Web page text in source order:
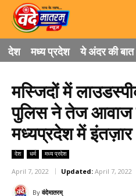
देश मध्य प्रदेश ये अंदर की बात
मस्जिदों में
पुलिस ने तेज आवाज
मध्यप्रदेश में इंतज़ार
देश धर्म मध्य प्रदेश
April 7, 2022 Updated: April 7, 2022
By वंदेमातरम्